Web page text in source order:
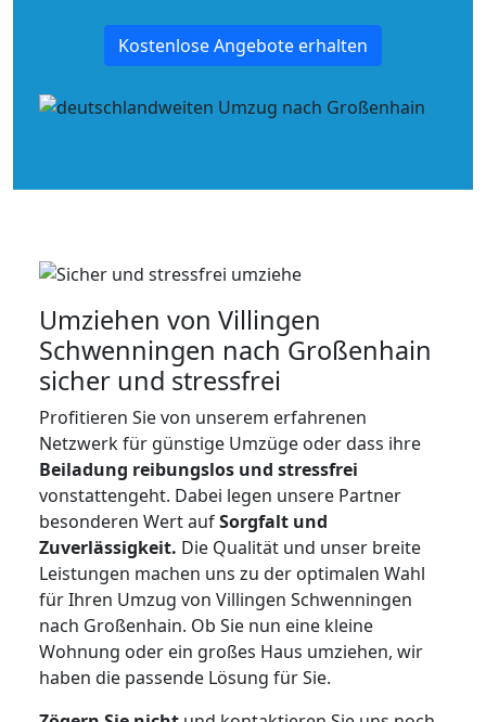
Kostenlose Angebote erhalten
Umziehen von Villingen
Schwenningen nach Großenhain
sicher und stressfrei
Profitieren Sie von unserem erfahrenen
Netzwerk für günstige Umzüge oder dass ihre
Beiladung reibungslos und stressfrei
vonstattengeht. Dabei legen unsere Partner
besonderen Wert aufSorgfalt und
Zuverlässigkeit. Die Qualität und unser breite
Leistungen machen uns zu der optimalen Wahl
für Ihren Umzug von Villingen Schwenningen
nach Großenhain. Ob Sie nun eine kleine
Wohnung oder ein großes Haus umziehen, wir
haben die passende Lösung für Sie.